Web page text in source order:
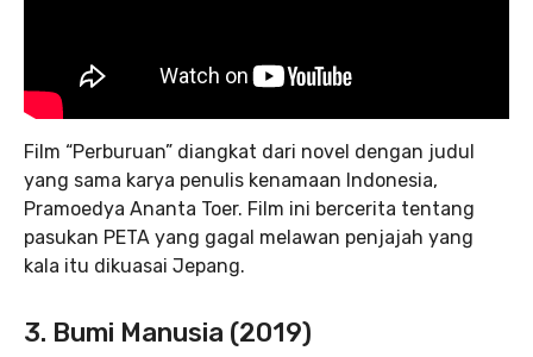
Film “Perburuan” diangkat dari novel dengan judul
yang sama karya penulis kenamaan Indonesia,
Pramoedya Ananta Toer. Film ini bercerita tentang
pasukan PETA yang gagal melawan penjajah yang
kala itu dikuasai Jepang.
3. Bumi Manusia (2019)